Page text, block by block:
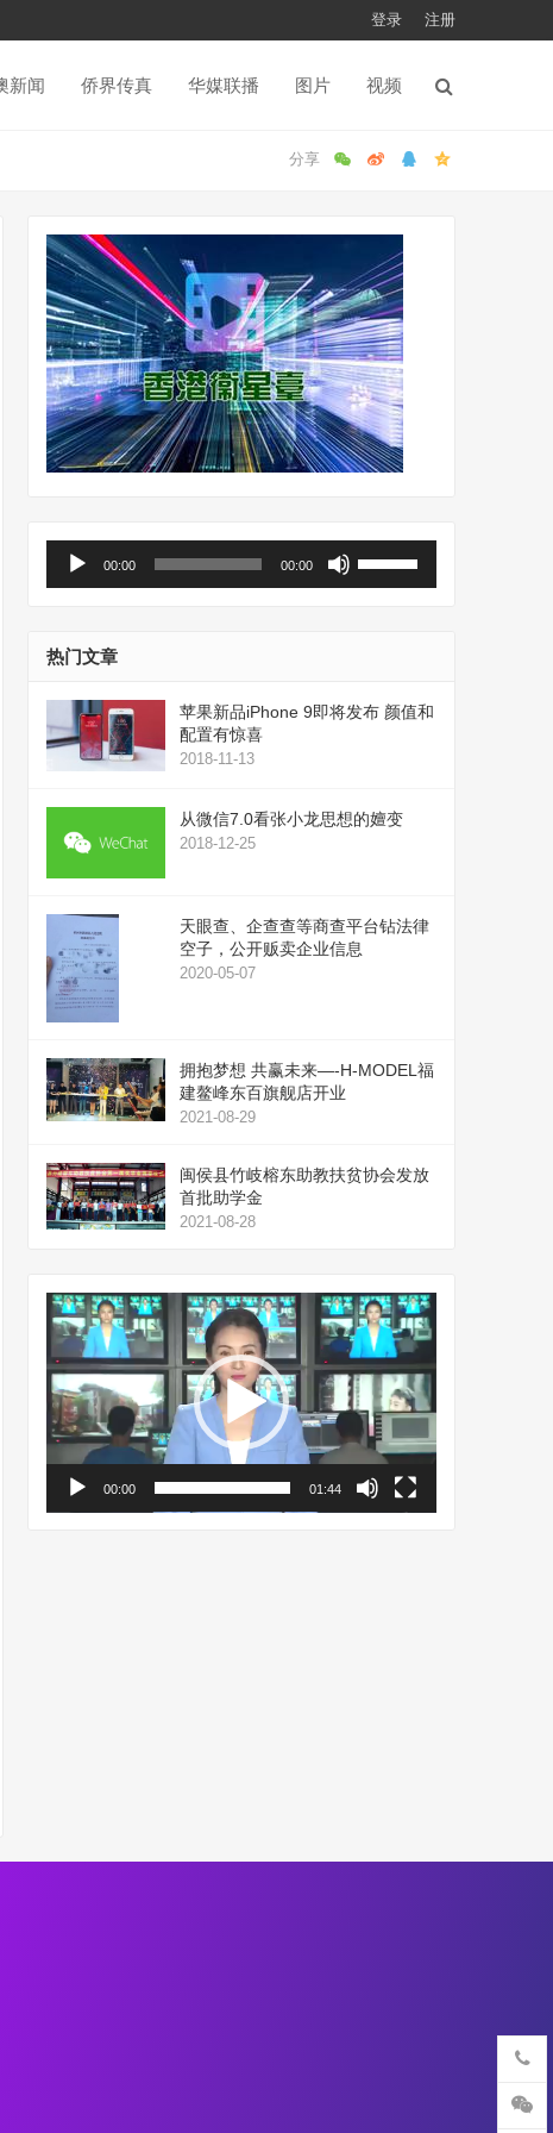
登录 注册
新闻 侨界传真 华媒联播 图片 视频
器
00:00 00:00
头
键
或
量。
热门文章
苹果新品iPhone 9即将发布 颜值和
配置有惊喜
2018-11-13
从微信7.0看张小龙思想的嬗变
2018-12-25
天眼查、企查查等商查平台钻法律
空子，公开贩卖企业信息
2020-05-07
拥抱梦想 共赢未来—-H-MODEL福
建鳌峰东百旗舰店开业
2021-08-29
闽侯县竹岐榕东助教扶贫协会发放
首批助学金
2021-08-28
视
频
播
放
器
00:00 01:44